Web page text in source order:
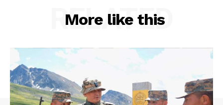
More like this
RELATED